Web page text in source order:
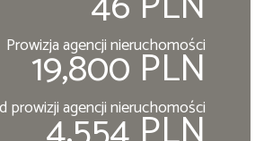
Prowizja agencji nieruchomości
19,800 PLN
prowizji agencji nieruchomości